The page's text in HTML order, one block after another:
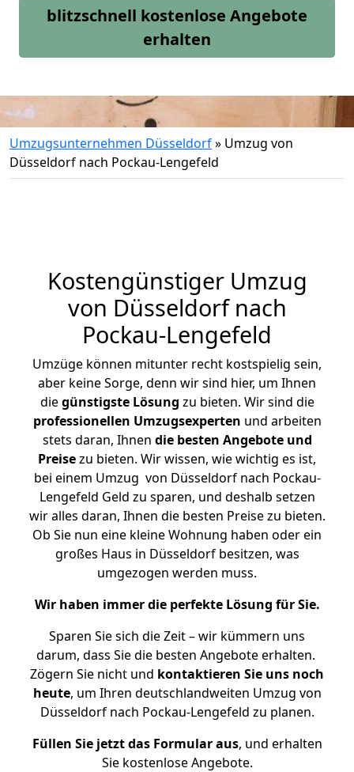
blitzschnell kostenlose Angebote
erhalten
Umzugsunternehmen Düsseldorf» Umzug von
Düsseldorf nach Pockau-Lengefeld
Kostengünstiger Umzug
von Düsseldorf nach
Pockau-Lengefeld
Umzüge können mitunter recht kostspielig sein,
aber keine Sorge, denn wir sind hier, um Ihnen
diegünstigste Lösung zu bieten. Wir sind die
professionellen Umzugsexperten und arbeiten
stets daran, Ihnen die besten Angebote und
Preisezu bieten. Wir wissen, wie wichtig es ist,
bei einem Umzug von Düsseldorf nach Pockau-
Lengefeld Geld zu sparen, und deshalb setzen
wir alles daran, Ihnen die besten Preise zu bieten.
Ob Sie nun eine kleine Wohnung haben oder ein
großes Haus in Düsseldorf besitzen, was
umgezogen werden muss.
Wir haben immer die perfekte Lösung für Sie.
Sparen Sie sich die Zeit – wir kümmern uns
darum, dass Sie die besten Angebote erhalten.
Zögern Sie nicht und kontaktieren Sie uns noch
heute, um Ihren deutschlandweiten Umzug von
Düsseldorf nach Pockau-Lengefeld zu planen.
Füllen Sie jetzt das Formular aus, und erhalten
Sie kostenlose Angebote.